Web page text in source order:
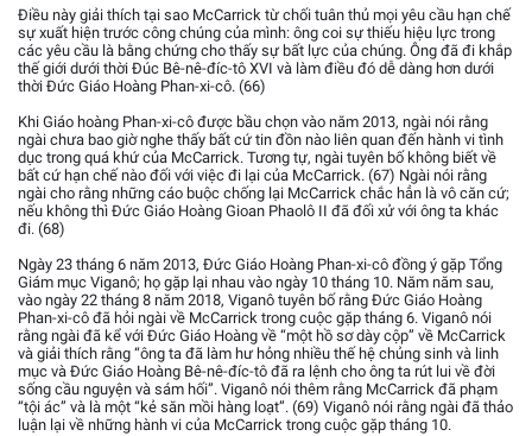
Điều này giải thích tại sao McCarrick từ chối tuân thủ mọi yêu cầu hạn chế
sự xuất hiện trước công chúng của mình: ông coi sự thiếu hiệu lực trong
các yêu cầu là bằng chứng cho thấy sự bất lực của chúng. Ông đã đi khắp
thế giới dưới thời Đúc Bê-nê-đíc-tô XVI và làm điều đó dễ dàng hơn dưới
thời Đức Giáo Hoàng Phan-xi-cô. (66)
Khi Giáo hoàng Phan-xi-cô được bầu chọn vào năm 2013, ngài nói rằng
ngài chưa bao giờ nghe thấy bất cứ tin đồn nào liên quan đến hành vi tình
dục trong quá khứ của McCarrick. Tương tự, ngài tuyên bố không biết về
bất cứ hạn chế nào đối với việc đi lại của McCarrick. (67) Ngài nói rằng
ngài cho rằng những cáo buộc chống lại McCarrick chắc hẳn là vô căn cứ;
nếu không thì Đức Giáo Hoàng Gioan Phaolô II đã đối xử với ông ta khác
đi. (68)
Ngày 23 tháng 6 năm 2013, Đức Giáo Hoàng Phan-xi-cô đồng ý gặp Tổng
Giám mục Viganô; họ gặp lại nhau vào ngày 10 tháng 10. Năm năm sau,
vào ngày 22 tháng 8 năm 2018, Viganô tuyên bố rằng Đức Giáo Hoàng
Phan-xi-cô đã hỏi ngài về McCarrick trong cuộc gặp tháng 6. Viganô nói
rằng ngài đã kể với Đức Giáo Hoàng về “một hồ sơ dày cộp” về McCarrick
và giải thích rằng “ông ta đã làm hư hỏng nhiều thế hệ chủng sinh và linh
mục và Đức Giáo Hoàng Bê-nê-đíc-tô đã ra lệnh cho ông ta rút lui về đời
sống cầu nguyện và sám hối”. Viganô nói thêm rằng McCarrick đã phạm
“tội ác” và là một “kẻ săn mồi hàng loạt”. (69) Viganô nói rằng ngài đã thảo
luận lại về những hành vi của McCarrick trong cuộc gặp tháng 10.